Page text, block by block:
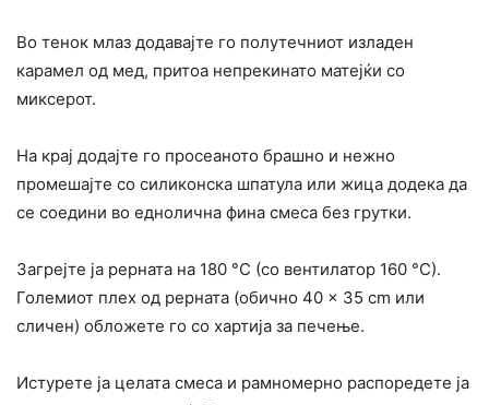
Во тенок млаз додавајте го полутечниот изладен
карамел од мед, притоа непрекинато матејќи со
миксерот.
На крај додајте го просеаното брашно и нежно
промешајте со силиконска шпатула или жица додека да
се соедини во еднолична фина смеса без грутки.
Загрејте ја рерната на 180 °C (со вентилатор 160 °C).
Големиот плех од рерната (обично 40 × 35 cm или
сличен) обложете го со хартија за печење.
Истурете ја целата смеса и рамномерно распоредете ја